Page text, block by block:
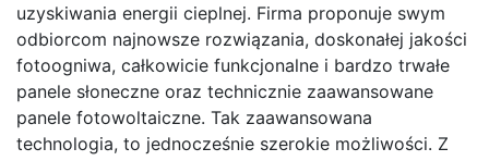
uzyskiwania energii cieplnej. Firma proponuje swym
odbiorcom najnowsze rozwiązania, doskonałej jakości
fotoogniwa, całkowicie funkcjonalne i bardzo trwałe
panele słoneczne oraz technicznie zaawansowane
panele fotowoltaiczne. Tak zaawansowana
technologia, to jednocześnie szerokie możliwości. Z